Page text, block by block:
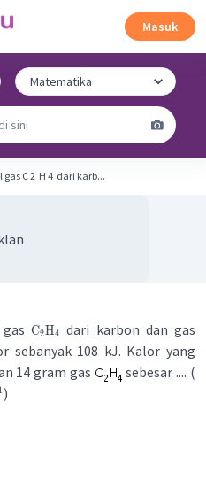
Masuk
C 2 ​ H 4 ​ dari karb...
gasC2H4
dari karbon dan gas
sebanyak 108 kJ. Kalor yang
14 gram gas
sebesar .... (
1 )